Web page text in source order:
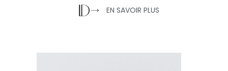
EN SAVOIR PLUS